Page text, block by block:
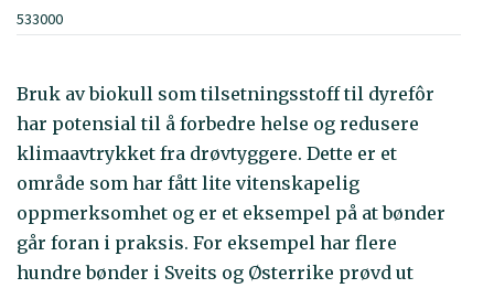
533000
Bruk av biokull som tilsetningsstoff til dyrefôr
har potensial til å forbedre helse og redusere
klimaavtrykket fra drøvtyggere. Dette er et
område som har fått lite vitenskapelig
oppmerksomhet og er et eksempel på at bønder
går foran i praksis. For eksempel har flere
hundre bønder i Sveits og Østerrike prøvd ut